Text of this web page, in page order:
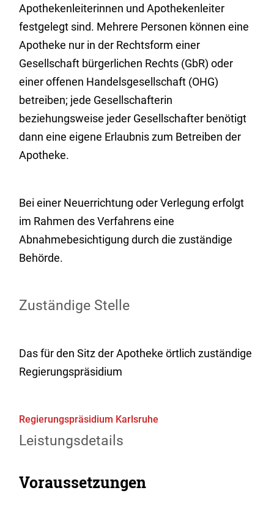
Apothekenleiterinnen und Apothekenleiter
festgelegt sind. Mehrere Personen können eine
Apotheke nur in der Rechtsform einer
Gesellschaft bürgerlichen Rechts (GbR)oder
einer offenen Handelsgesellschaft (OHG)
betreiben; jede Gesellschafterin
beziehungsweise jeder Gesellschafter benötigt
dann eine eigene Erlaubniszum Betreiben der
Apotheke.
Bei einer Neuerrichtung oder Verlegung erfolgt
im Rahmen des Verfahrens eine
Abnahmebesichtigung durch die zuständige
Behörde.
Zuständige Stelle
Das für den Sitz der Apotheke örtlich zuständige
Regierungspräsidium
Regierungspräsidium Karlsruhe
Leistungsdetails
Voraussetzungen